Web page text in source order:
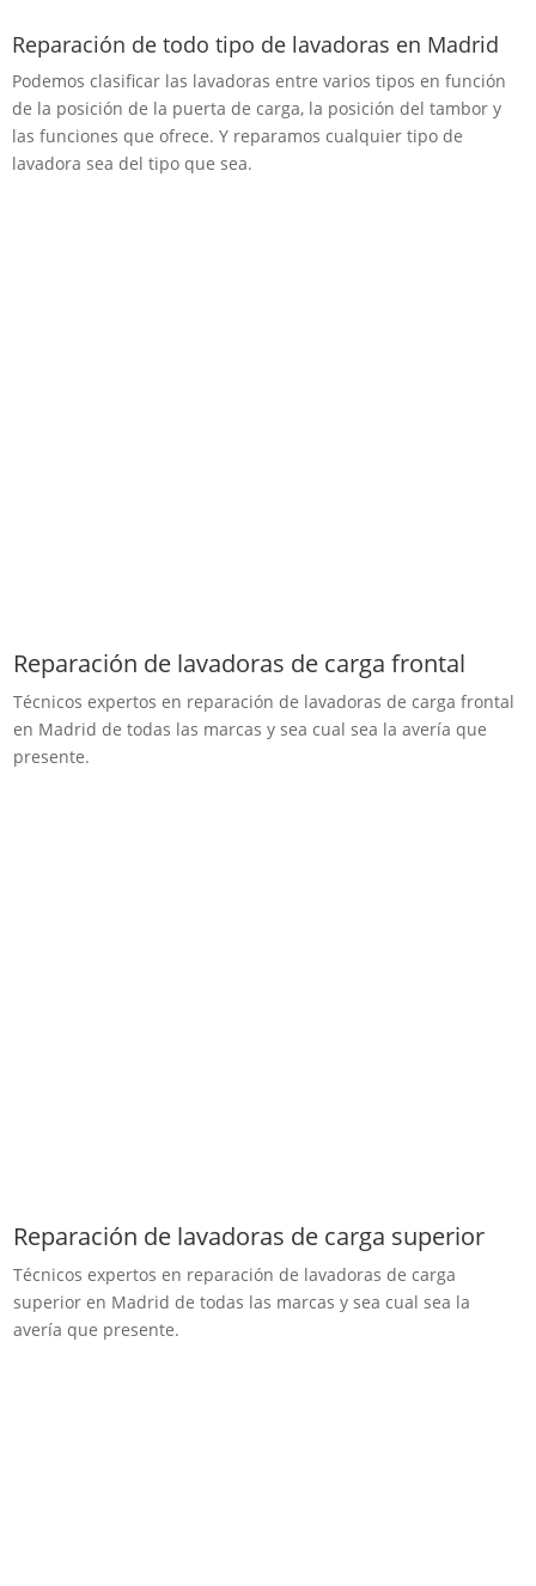
Reparación de todo tipo de lavadoras en Madrid
Podemos clasificar las lavadoras entre varios tipos en función
de la posición de la puerta de carga, la posición del tambor y
las funciones que ofrece. Y reparamos cualquier tipo de
lavadora sea del tipo que sea.
Reparación de lavadoras de carga frontal
Técnicos expertos en reparación de lavadoras de carga frontal
en Madrid de todas las marcas y sea cual sea la avería que
presente.
Reparación de lavadoras de carga superior
Técnicos expertos en reparación de lavadoras de carga
superior en Madrid de todas las marcas y sea cual sea la
avería que presente.